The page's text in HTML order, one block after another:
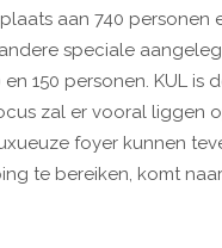
aan 740
speciale
150 personen. KUL
zal er vooral liggen
foyer kunnen
te bereiken, komt